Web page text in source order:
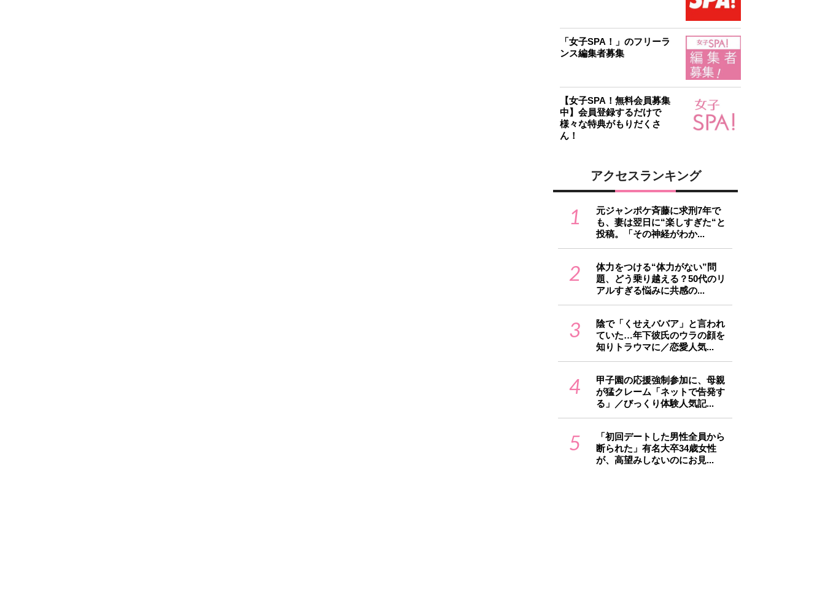
「女子SPA！」のフリーラ
ンス編集者募集
【女子SPA！無料会員募集
中】会員登録するだけで
様々な特典がもりだくさ
ん！
アクセスランキング
1
元ジャンポケ斉藤に求刑7年で
も、妻は翌日に“楽しすぎた“と
投稿。「その神経がわか...
2
体力をつける“体力がない”問
題、どう乗り越える？50代のリ
アルすぎる悩みに共感の...
3
陰で「くせえババア」と言われ
ていた…年下彼氏のウラの顔を
知りトラウマに／恋愛人気...
4
甲子園の応援強制参加に、母親
が猛クレーム「ネットで告発す
る」／びっくり体験人気記...
5
「初回デートした男性全員から
断られた」有名大卒34歳女性
が、高望みしないのにお見...